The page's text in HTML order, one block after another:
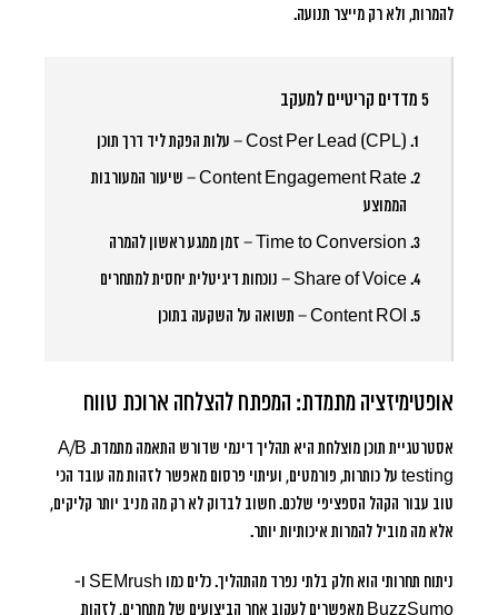
להמרות, ולא רק מייצר תנועה.
5 מדדים קריטיים למעקב
Cost Per Lead (CPL)– עלות הפקת ליד דרך תוכן
Content Engagement Rate– שיעור המעורבות
הממוצע
Time to Conversion– זמן ממגע ראשון להמרה
Share of Voice – נוכחות דיגיטלית יחסית למתחרים
Content ROI– תשואה על השקעה בתוכן
אופטימיזציה מתמדת: המפתח להצלחה ארוכת טווח
אסטרטגיית תוכן מוצלחת היא תהליך דינמי שדורש התאמה מתמדת. A/B
testing על כותרות, פורמטים, ועיתוי פרסום מאפשר לזהות מה עובד הכי
טוב עבור הקהל הספציפי שלכם. חשוב לבדוק לא רק מה מניב יותר קליקים,
אלא מה מוביל להמרות איכותיות יותר.
ניתוח תחרותי הוא חלק בלתי נפרד מהתהליך. כלים כמו SEMrush ו-
BuzzSumo מאפשרים לעקוב אחר הביצועים של מתחרים, לזהות